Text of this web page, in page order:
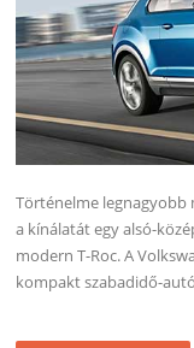
Történelme legnagyobb
a kínálatát egy alsó-
modern T-Roc. A
kompakt szabadidő-